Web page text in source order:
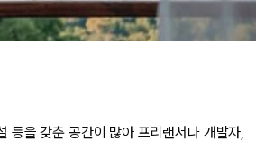
등을 갖춘 공간이 많아 프리랜서나 개발자,